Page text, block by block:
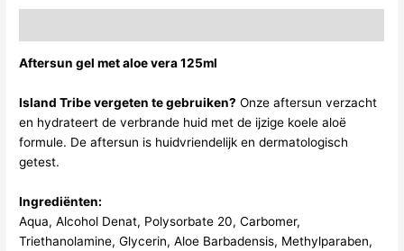
Aftersun gel met aloe vera 125ml
Island Tribe vergeten te gebruiken? Onze aftersun verzacht
en hydrateert de verbrande huid met de ijzige koele aloë
formule. De aftersun is huidvriendelijk en dermatologisch
getest.
Ingrediënten:
Aqua, Alcohol Denat, Polysorbate 20, Carbomer,
Triethanolamine, Glycerin, Aloe Barbadensis, Methylparaben,